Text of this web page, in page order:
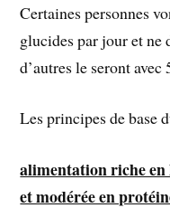
Certaines personnes
glucides par jour et ne
d’autres le seront
Les principes de base
alimentation riche en
et modérée en